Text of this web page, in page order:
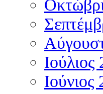
Ιούλιος
Ιούνιος